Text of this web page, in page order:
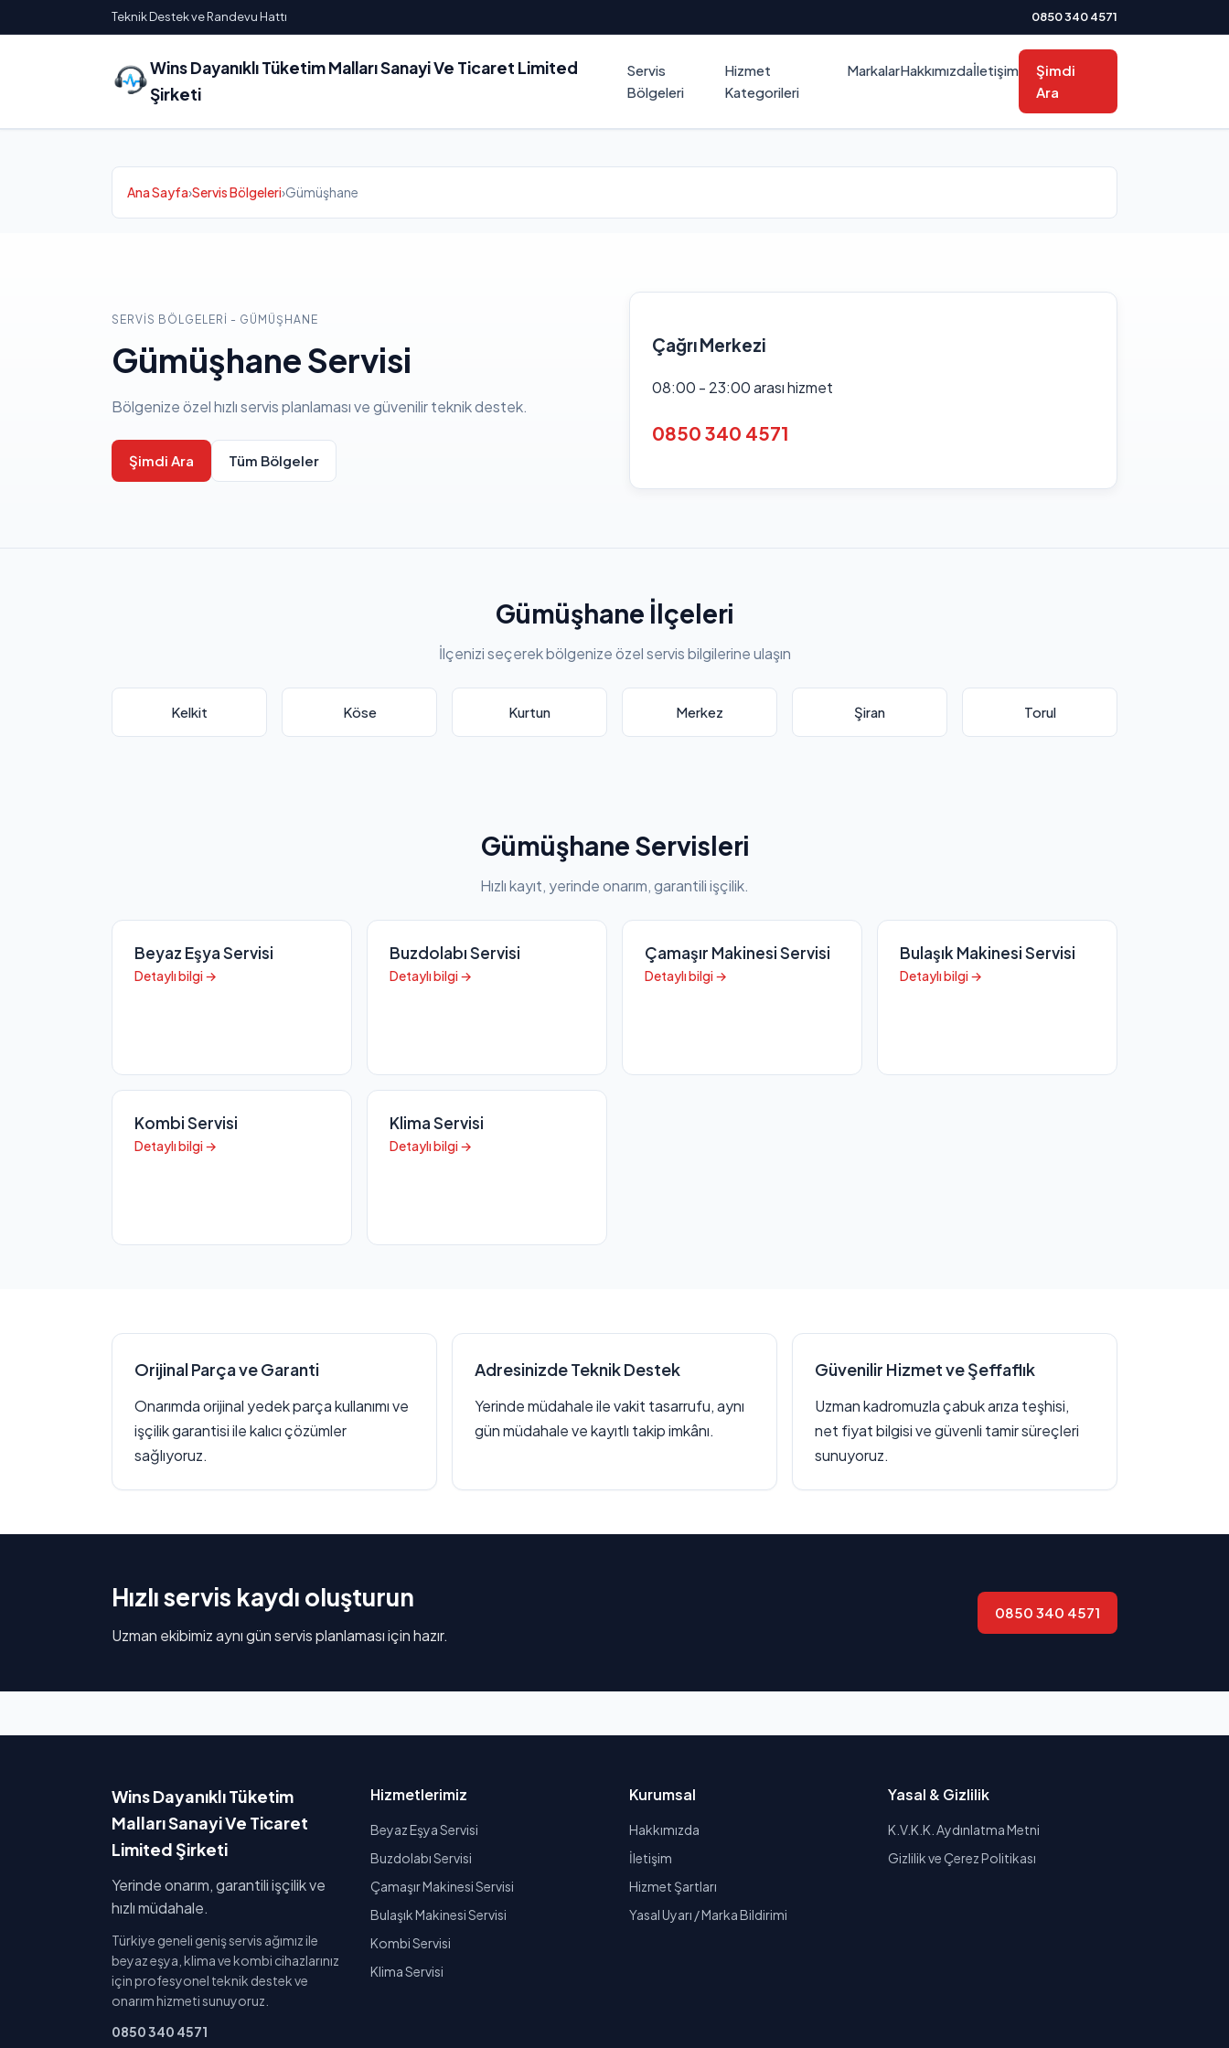
Teknik Destek ve Randevu Hattı 0850 340 4571
Wins Dayanıklı Tüketim Malları Sanayi Ve Ticaret Limited
Şirketi
Servis
Bölgeleri
Hizmet
Kategorileri
MarkalarHakkımızdaİletişim
Şimdi
Ara
Ana Sayfa›Servis Bölgeleri›Gümüşhane
SERVIS BÖLGELERI - GÜMÜŞHANE
Gümüşhane Servisi
Bölgenize özel hızlı servis planlaması ve güvenilir teknik destek.
Şimdi Ara Tüm Bölgeler
Çağrı Merkezi
08:00 - 23:00 arası hizmet
0850 340 4571
Gümüşhane İlçeleri
İlçenizi seçerek bölgenize özel servis bilgilerine ulaşın
Kelkit Köse Kurtun Merkez Şiran Torul
Gümüşhane Servisleri
Hızlı kayıt, yerinde onarım, garantili işçilik.
Beyaz Eşya Servisi
Detaylı bilgi →
Buzdolabı Servisi
Detaylı bilgi →
Çamaşır Makinesi Servisi
Detaylı bilgi →
Bulaşık Makinesi Servisi
Detaylı bilgi →
Kombi Servisi
Detaylı bilgi →
Klima Servisi
Detaylı bilgi →
Orijinal Parça ve Garanti
Onarımda orijinal yedek parça kullanımı ve
işçilik garantisi ile kalıcı çözümler
sağlıyoruz.
Adresinizde Teknik Destek
Yerinde müdahale ile vakit tasarrufu, aynı
gün müdahale ve kayıtlı takip imkânı.
Güvenilir Hizmet ve Şeffaflık
Uzman kadromuzla çabuk arıza teşhisi,
net fiyat bilgisi ve güvenli tamir süreçleri
sunuyoruz.
Hızlı servis kaydı oluşturun
Uzman ekibimiz aynı gün servis planlaması için hazır.
0850 340 4571
Wins Dayanıklı Tüketim
Malları Sanayi Ve Ticaret
Limited Şirketi
Yerinde onarım, garantili işçilik ve
hızlı müdahale.
Türkiye geneli geniş servis ağımız ile
beyaz eşya, klima ve kombi cihazlarınız
için profesyonel teknik destek ve
onarım hizmeti sunuyoruz.
0850 340 4571
Hizmetlerimiz
Beyaz Eşya Servisi
Buzdolabı Servisi
Çamaşır Makinesi Servisi
Bulaşık Makinesi Servisi
Kombi Servisi
Klima Servisi
Kurumsal
Hakkımızda
İletişim
Hizmet Şartları
Yasal Uyarı / Marka Bildirimi
Yasal & Gizlilik
K.V.K.K. Aydınlatma Metni
Gizlilik ve Çerez Politikası